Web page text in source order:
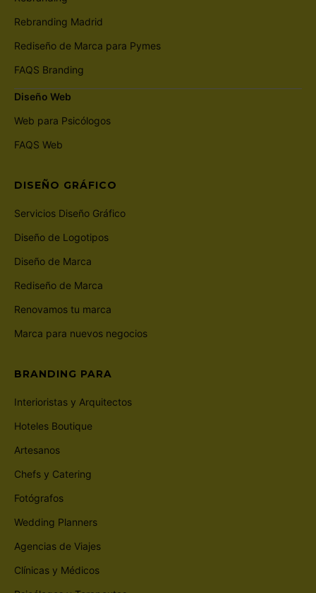
Rebranding Madrid
Rediseño de Marca para Pymes
FAQS Branding
Diseño Web
Web para Psicólogos
FAQS Web
DISEÑO GRÁFICO
Servicios Diseño Gráfico
Diseño de Logotipos
Diseño de Marca
Rediseño de Marca
Renovamos tu marca
Marca para nuevos negocios
BRANDING PARA
Interioristas y Arquitectos
Hoteles Boutique
Artesanos
Chefs y Catering
Fotógrafos
Wedding Planners
Agencias de Viajes
Clínicas y Médicos